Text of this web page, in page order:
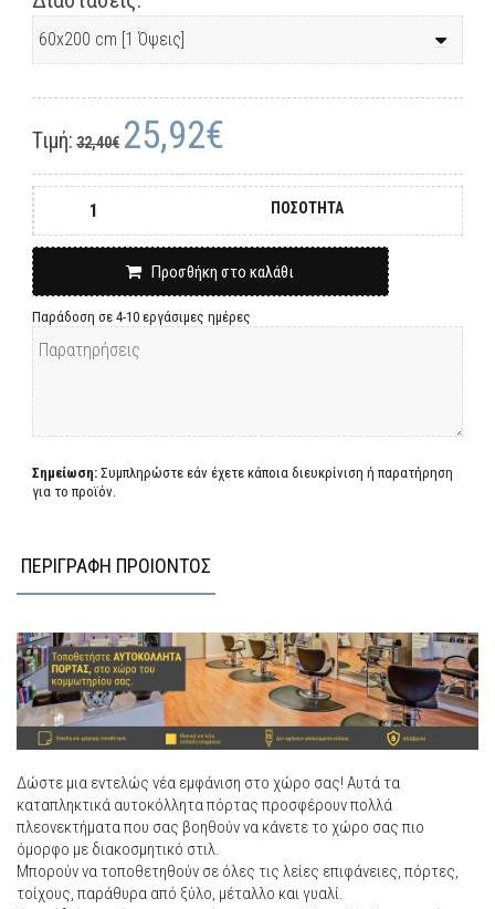
Τιμή: 32,40€ 25,92€
ΠΟΣΟΤΗΤΑ
Προσθήκη στο καλάθι
Παράδοση σε 4-10 εργάσιμες ημέρες
Σημείωση: Συμπληρώστε εάν έχετε κάποια διευκρίνιση ή παρατήρηση
για το προϊόν.
ΠΕΡΙΓΡΑΦΗ ΠΡΟΙΟΝΤΟΣ
Δώστε μια εντελώς νέα εμφάνιση στο χώρο σας! Αυτά τα
καταπληκτικά αυτοκόλλητα πόρτας προσφέρουν πολλά
πλεονεκτήματα που σας βοηθούν να κάνετε το χώρο σας πιο
όμορφο με διακοσμητικό στιλ.
Μπορούν να τοποθετηθούν σε όλες τις λείες επιφάνειες, πόρτες,
τοίχους, παράθυρα από ξύλο, μέταλλο και γυαλί.